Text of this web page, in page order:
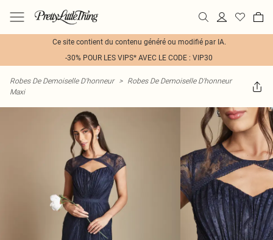
Ce site contient du contenu généré ou modifié par IA.
-30% POUR LES VIPS* AVEC LE CODE : VIP30
Robes De Demoiselle D'honneur > Robes De Demoiselle D'honneur
Maxi